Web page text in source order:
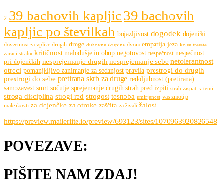
2 39 bachovih kapljic39 bachovih
kapljic po številkah bojazljivost dogodek dojenčki
dovzetnost za vplive drugih droge duhovne skupine dvom empatija jeza ko se tresete
zaradi strahu kritičnost malodušje in obup negotovost nespečnost nespečnost
pri dojenčkih nesprejemanje drugih nesprejemanje sebe netolerantnost
otroci pomanjkljivo zanimanje za sedanjost pravila prestrogi do drugih
prestrogi do sebe pretirana skrb za druge redoljubnost (pretirana)
samozavest smrt sočutje sprejemanje drugih strah pred izpiti strah zaspati v temi
stroga disciplina strogi red strogost tesnoba umirjenost vas zmotijo
malenkosti za dojenčke za otroke zaščita za živali žalost
https://preview.mailerlite.io/preview/693123/sites/
POVEZAVE:
PIŠITE NAM ZDAJ!